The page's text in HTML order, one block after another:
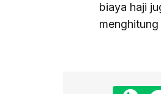
biaya haji